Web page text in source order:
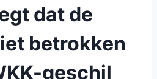
dat de
betrokken
geschil